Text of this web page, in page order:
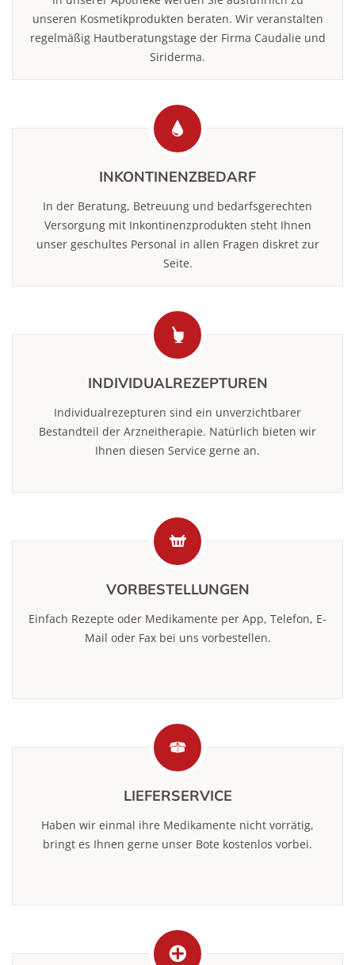
unseren Kosmetikprodukten beraten. Wir veranstalten
regelmäßig Hautberatungstage der Firma Caudalie und
Siriderma.
INKONTINENZBEDARF
In der Beratung, Betreuung und bedarfs­gerechten
Versorgung mit Inkontinenz­produkten steht Ihnen
unser geschultes Personal in allen Fragen diskret zur
Seite.
INDIVIDUALREZEPTUREN
Individualrezepturen sind ein unverzichtbarer
Bestandteil der Arzneitherapie. Natürlich bieten wir
Ihnen diesen Service gerne an.
VORBESTELLUNGEN
Einfach Rezepte oder Medikamente per App, Telefon, E-
Mail oder Fax bei uns vorbestellen.
LIEFERSERVICE
Haben wir einmal ihre Medikamente nicht vorrätig,
bringt es Ihnen gerne unser Bote kostenlos vorbei.